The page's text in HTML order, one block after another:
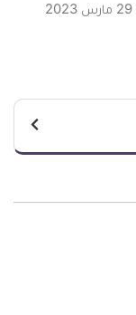
29 مارس 2023